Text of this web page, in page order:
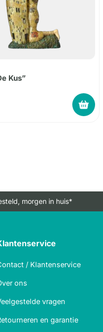
Kus”
morgen in huis*
/ Klantenservice
ons
vragen
en garantie